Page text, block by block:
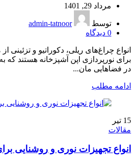
مرداد 29, 1401
توسط
admin-tatnoor
0 دیدگاه
انواع چراغ‌های ریلی، دکوراتیو و تزئینی
برای نورپردازی اپن آشپزخانه هستند
در فضاهایی مان...
ادامه مطلب
15 تیر
مقالات
انواع تجهیزات نوری و روشنایی